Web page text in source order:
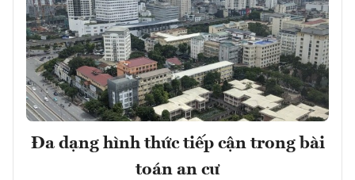
Đa dạng hình thức tiếp cận trong bài
toán an cư